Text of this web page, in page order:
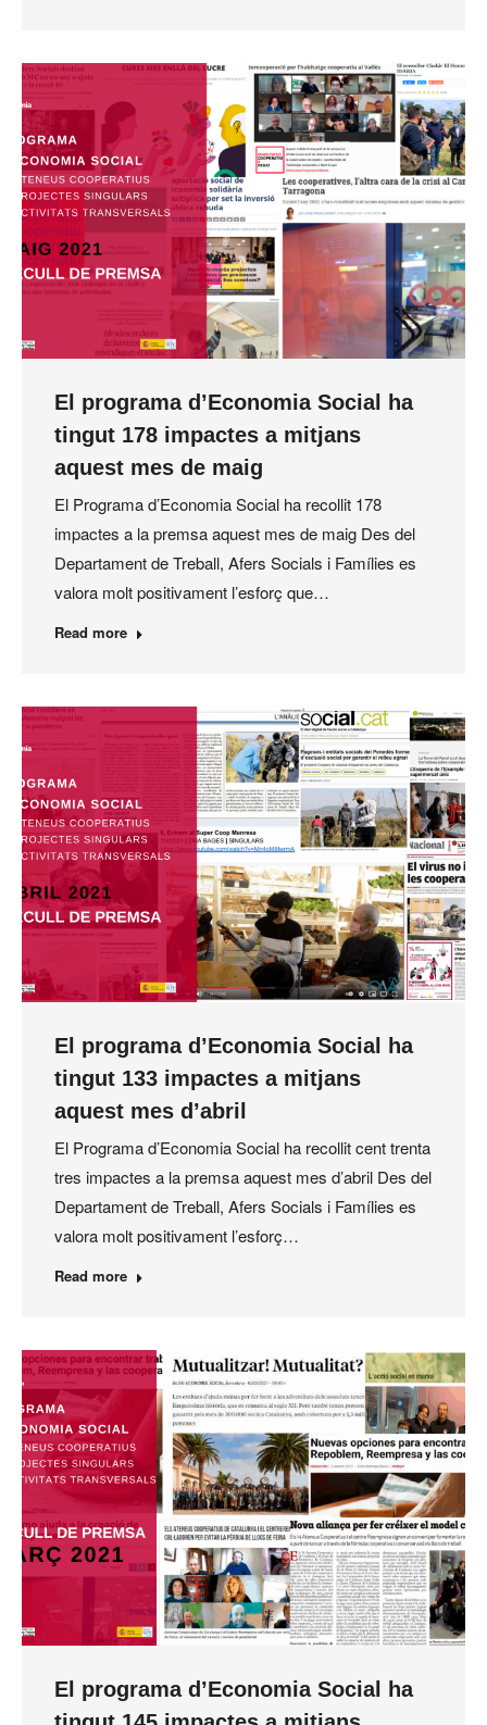
El programa d’Economia Social ha
tingut 178 impactes a mitjans
aquest mes de maig
El Programa d’Economia Social ha recollit 178
impactes a la premsa aquest mes de maig Des del
Departament de Treball, Afers Socials i Famílies es
valora molt positivament l’esforç que…
Read more
El programa d’Economia Social ha
tingut 133 impactes a mitjans
aquest mes d’abril
El Programa d’Economia Social ha recollit cent trenta
tres impactes a la premsa aquest mes d’abril Des del
Departament de Treball, Afers Socials i Famílies es
valora molt positivament l’esforç…
Read more
El programa d’Economia Social ha